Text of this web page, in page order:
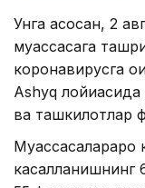
Унга асосан, 2
муассасага
коронавирусга
Ashyq
ва ташкилотлар
Муассасалараро
касалланишнинг